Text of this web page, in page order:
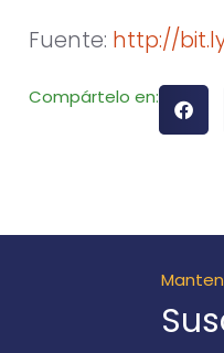
Fuente: http://
Compártelo en: